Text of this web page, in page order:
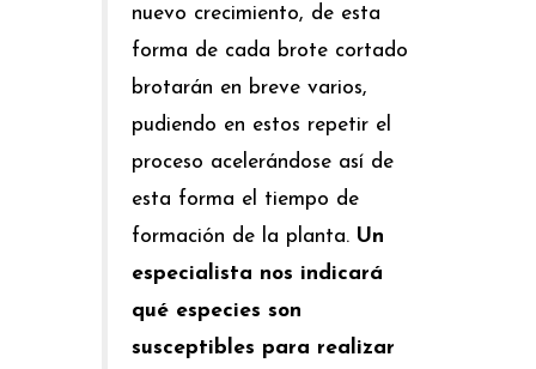
nuevo crecimiento, de esta
forma de cada brote cortado
brotarán en breve varios,
pudiendo en estos repetir el
proceso acelerándose así de
esta forma el tiempo de
formación de la planta. Un
especialista nos indicará
qué especies son
susceptibles para realizar